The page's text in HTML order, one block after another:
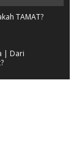
TAMAT?
| Dari